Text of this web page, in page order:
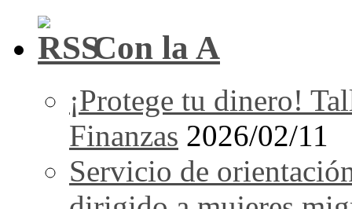
Con la A
¡Protege tu dinero!
Finanzas 2026/02/11
Servicio de